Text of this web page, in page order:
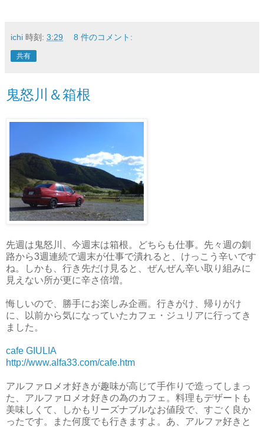
ichi 時刻: 3:29 8 件のコメント:
共有
鬼怒川＆箱根
先週は鬼怒川、今週末は箱根。どちらも仕事。先々週の釧
路から3週連続で週末が仕事で潰れると、けっこう辛いです
ね。しかも、行き先だけ見ると、ぜんぜん辛い取り組みに
見えない所が更に辛さ倍増。
悔しいので、勝手にお楽しみ企画。行きがけ、帰りがけ
に、以前から気になっていたカフェ・ジュリアに行ってき
ました。
cafe GIULIA
http://www.alfa33.com/cafe.htm
アルファロメオ好きが趣味が高じて手作りで造ってしまっ
た、アルファロメオ好きの為のカフェ。料理もデザートも
美味しくて、しかもリーズナブルなお値段で、すごく良か
ったです。また何度でも行きますよ。あ、アルファ好きと